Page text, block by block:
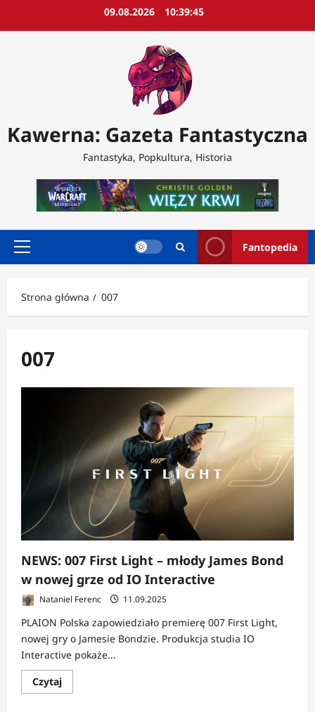
09.08.2026 10:39:46
Kawerna: Gazeta Fantastyczna
Fantastyka, Popkultura, Historia
Menu
Fantopedia
Strona główna 007
007
NEWS: 007 First Light – młody James Bond
w nowej grze od IO Interactive
Nataniel Ferenc 11.09.2025
PLAION Polska zapowiedziało premierę 007 First Light,
nowej gry o Jamesie Bondzie. Produkcja studia IO
Interactive pokaże...
CzytajDowiedz
się